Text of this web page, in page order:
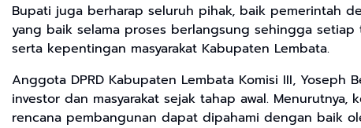
Bupati juga berharap seluruh pihak, baik pemerintah
yang baik selama proses berlangsung sehingga
serta kepentingan masyarakat Kabupaten Lembata.
Anggota DPRD Kabupaten Lembata Komisi III, Yoseph
investor dan masyarakat sejak tahap awal.
rencana pembangunan dapat dipahami dengan baik